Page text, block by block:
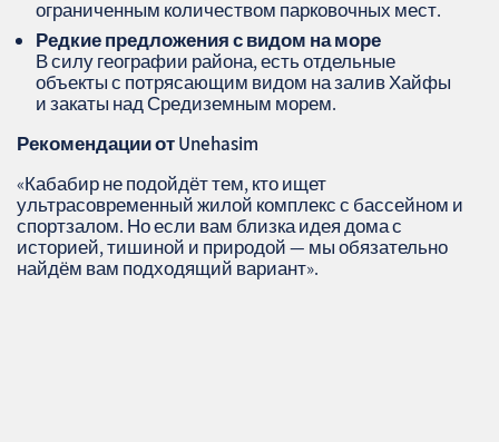
ограниченным количеством парковочных мест.
Редкие предложения с видом на море
В силу географии района, есть отдельные
объекты с потрясающим видом на залив Хайфы
и закаты над Средиземным морем.
Рекомендации отUnehasim
«Кабабир не подойдёт тем, кто ищет
ультрасовременный жилой комплекс с бассейном и
спортзалом. Но если вам близка идея дома с
историей, тишиной и природой — мы обязательно
найдём вам подходящий вариант».